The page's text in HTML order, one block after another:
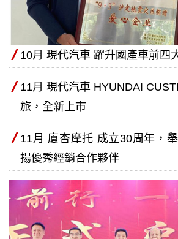
10月 現代汽車 躍升國產車前四
11月 現代汽車 HYUNDAI
旅，全新上市
11月 廈杏摩托 成立30周年，
揚優秀經銷合作夥伴